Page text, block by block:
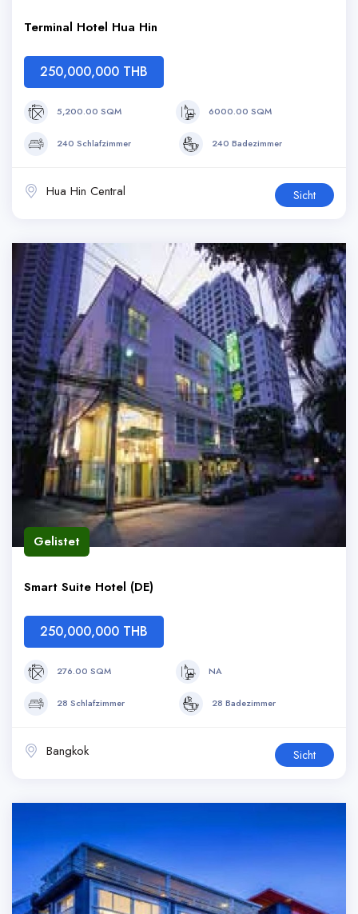
Terminal Hotel Hua Hin
250,000,000 THB
5,200.00 SQM 6000.00 SQM
240 Schlafzimmer 240 Badezimmer
Hua Hin Central Sicht
Gelistet
Smart Suite Hotel (DE)
250,000,000 THB
276.00 SQM NA
28 Schlafzimmer 28 Badezimmer
Bangkok Sicht